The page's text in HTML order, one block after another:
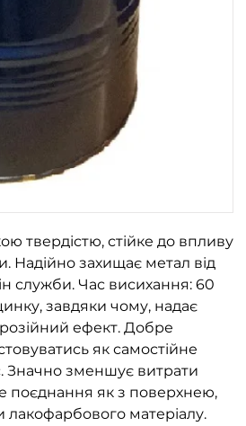
твердістю, стійке до впливу
Надійно захищає метал від
служби. Час висихання: 60
завдяки чому, надає
ефект. Добре
як самостійне
Значно зменшує витрати
поєднання як з поверхнею,
матеріалу.